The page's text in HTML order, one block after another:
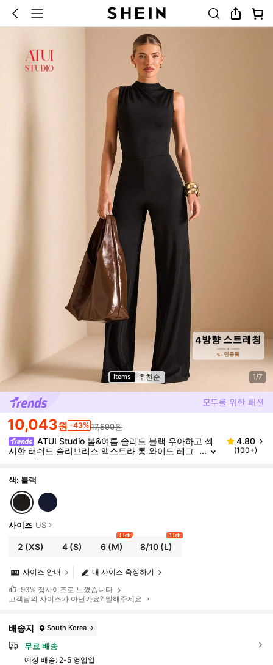
Items 추천순 1/7
10,043원 -43% 17,590원
ATUI Studio 봄&여름 솔리드 블랙 우아하고 섹
시한 러쉬드 슬리브리스 엑스트라 롱 와이드 레그
수트, 일상 점프수트, 우아한 점프수트
4.80
(100+)
색: 블랙
사이즈 US
2 (XS) 4(S) 6(M)
1 left
8/10 (L)
3 left
내 사이즈 측정하기
사이즈 안내
93% 정사이즈로 느꼈습니다
고객님의 사이즈가 아닌가요? 말해주세요
배송지 South Korea
무료 배송
예상 배송: 2-5 영업일